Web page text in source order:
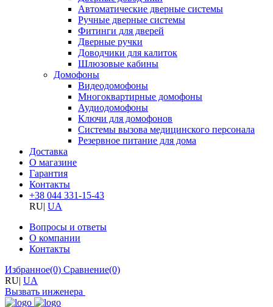
Автоматические дверные системы
Ручные дверные системы
Фитинги для дверей
Дверные ручки
Доводчики для калиток
Шлюзовые кабины
Домофоны
Видеодомофоны
Многоквартирные домофоны
Аудиодомофоны
Ключи для домофонов
Системы вызова медицинского персонала
Резервное питание для дома
Доставка
О магазине
Гарантия
Контакты
+38 044 331-15-43
RU| UA
Вопросы и ответы
О компании
Контакты
Избранное(0) Сравнение(0)
RU| UA
Вызвать инженера